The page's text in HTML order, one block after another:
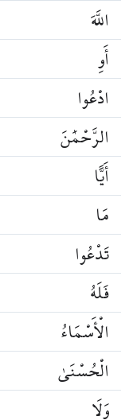
اللَّهَ
أَوِ
ادْعُوا
الرَّحْمَٰنَ
أَيًّا
مَا
تَدْعُوا
فَلَهُ
الْأَسْمَاءُ
الْحُسْنَىٰ
وَلَا